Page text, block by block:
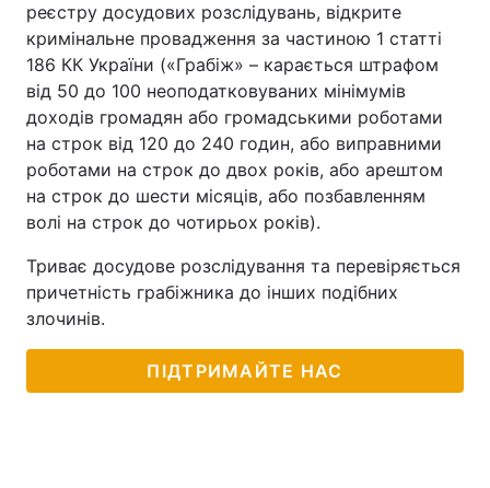
Тема оформлення
реєстру досудових розслідувань, відкрите
кримінальне провадження за частиною 1 статті
186 КК України («Грабіж» – карається штрафом
від 50 до 100 неоподатковуваних мінімумів
доходів громадян або громадськими роботами
на строк від 120 до 240 годин, або виправними
роботами на строк до двох років, або арештом
на строк до шести місяців, або позбавленням
волі на строк до чотирьох років).
Триває досудове розслідування та перевіряється
причетність грабіжника до інших подібних
злочинів.
ПІДТРИМАЙТЕ НАС